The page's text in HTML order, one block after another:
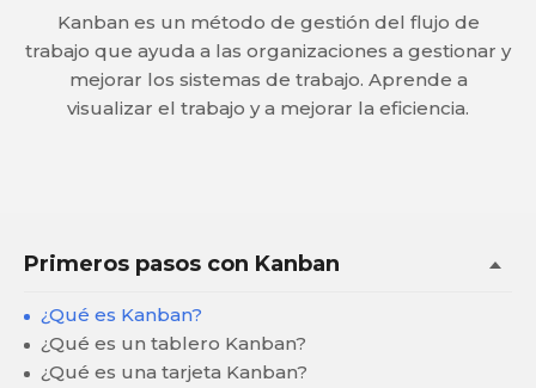
Kanban es un método de gestión del flujo de
trabajo que ayuda a las organizaciones a gestionar y
mejorar los sistemas de trabajo. Aprende a
visualizar el trabajo y a mejorar la eficiencia.
Primeros pasos con Kanban
¿Qué es Kanban?
¿Qué es un tablero Kanban?
¿Qué es una tarjeta Kanban?